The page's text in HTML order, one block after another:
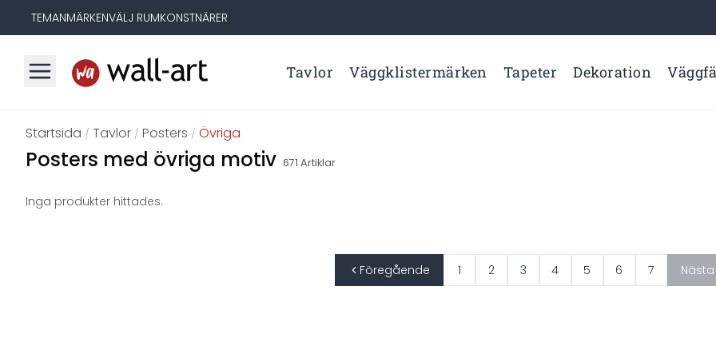
TEMANMÄRKENVÄLJ RUMKONSTNÄRER
Tavlor Väggklistermärken Tapeter Dekoration
Startsida /Tavlor / Posters /Övriga
Posters med övriga motiv 671 Artiklar
Inga produkter hittades.
Föregående 1 2 3 4 5 6 7 Nästa